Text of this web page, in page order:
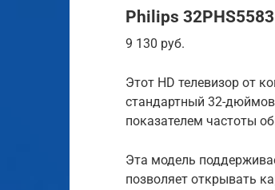
Philips 32PHS5583
9 130 руб.
Этот HD телевизор от
стандартный 32-
показателем частоты
Эта модель
позволяет открывать